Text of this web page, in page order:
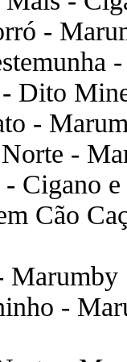
-
Dito
-
-
- Cigano
Cão
Marumby
-